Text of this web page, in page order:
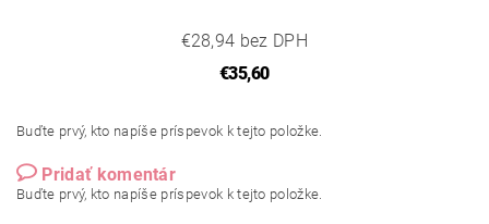
€28,94 bez DPH
€35,60
Buďte prvý, kto napíše príspevok k tejto položke.
Pridať komentár
Buďte prvý, kto napíše príspevok k tejto položke.